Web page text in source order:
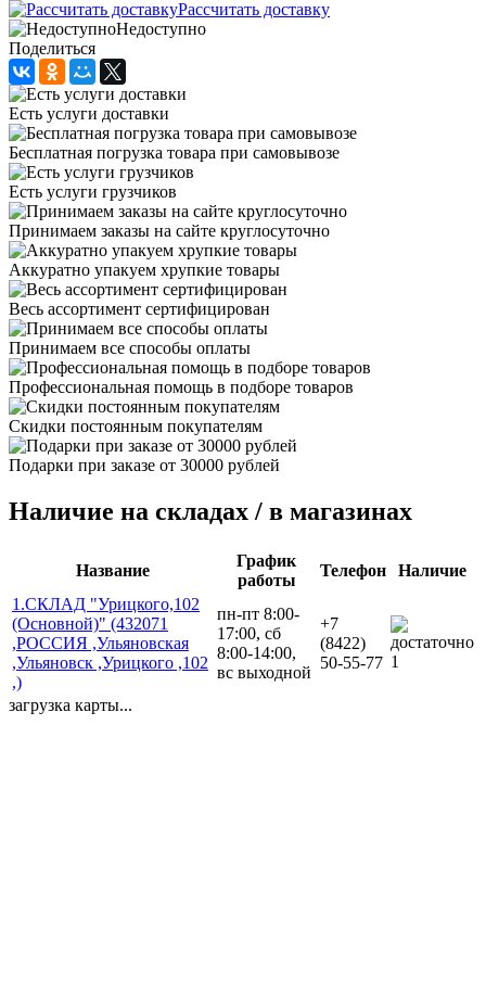
Рассчитать доставку
Недоступно
Поделиться
Есть услуги доставки
Бесплатная погрузка товара при самовывозе
Есть услуги грузчиков
Принимаем заказы на сайте круглосуточно
Аккуратно упакуем хрупкие товары
Весь ассортимент сертифицирован
Принимаем все способы оплаты
Профессиональная помощь в подборе товаров
Скидки постоянным покупателям
Подарки при заказе от 30000 рублей
Наличие на складах / в магазинах
Название
График
работы
Телефон
Наличие
1.СКЛАД "Урицкого,102
(Основной)" (432071
,РОССИЯ ,Ульяновская
,Ульяновск ,Урицкого ,102
,)
пн-пт 8:00-
17:00, сб
8:00-14:00,
вс выходной
+7
(8422)
50-55-77 1
загрузка карты...